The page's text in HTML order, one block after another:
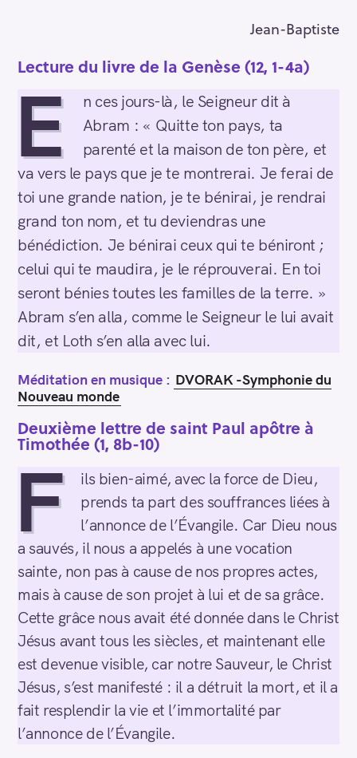
Jean-Baptiste
Lecture du livre de la Genèse (12, 1-4a)
E
n ces jours-là, le Seigneur dit à
Abram : « Quitte ton pays, ta
parenté et la maison de ton père, et
va vers le pays que je te montrerai. Je ferai de
toi une grande nation, je te bénirai, je rendrai
grand ton nom, et tu deviendras une
bénédiction. Je bénirai ceux qui te béniront ;
celui qui te maudira, je le réprouverai. En toi
seront bénies toutes les familles de la terre. »
Abram s’en alla, comme le Seigneur le lui avait
dit, et Loth s’en alla avec lui.
Méditation en musique : DVORAK -Symphonie du
Nouveau monde
Deuxième lettre de saint Paul apôtre à
Timothée (1, 8b-10)
F
ils bien-aimé, avec la force de Dieu,
prends ta part des souffrances liées à
l’annonce de l’Évangile. Car Dieu nous
a sauvés, il nous a appelés à une vocation
sainte, non pas à cause de nos propres actes,
mais à cause de son projet à lui et de sa grâce.
Cette grâce nous avait été donnée dans le Christ
Jésus avant tous les siècles, et maintenant elle
est devenue visible, car notre Sauveur, le Christ
Jésus, s’est manifesté : il a détruit la mort, et il a
fait resplendir la vie et l’immortalité par
l’annonce de l’Évangile.